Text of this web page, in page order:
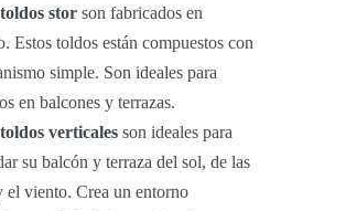
toldos stor son fabricados en
Estos toldos están compuestos con
simple. Son ideales para
en balcones y terrazas.
toldos verticales son ideales para
su balcón y terraza del sol, de las
el viento. Crea un entorno